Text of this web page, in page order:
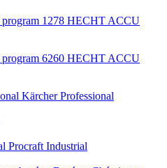
HECHT ACCU
HECHT ACCU
Kärcher Professional
Procraft Industrial